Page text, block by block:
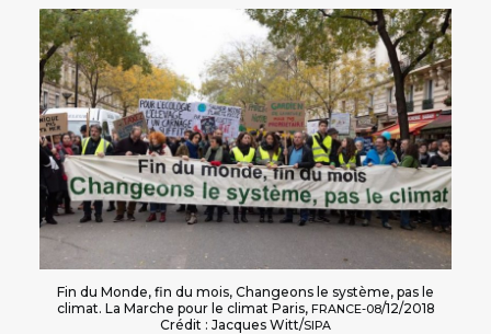
Fin du Monde, fin du mois, Changeons le système, pas le
climat. La Marche pour le climat Paris, FRANCE-08/12/2018
Crédit : Jacques Witt/SIPA